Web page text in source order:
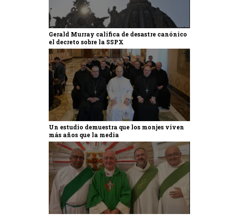
Gerald Murray califica de desastre canónico
el decreto sobre la SSPX
Un estudio demuestra que los monjes viven
más años que la media